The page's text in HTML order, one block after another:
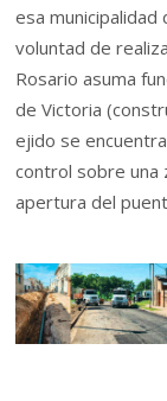
esa
voluntad de
Rosario asuma
de Victoria
ejido se
control sobre una
apertura del